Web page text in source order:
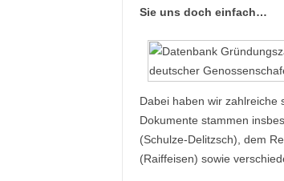
Sie uns doch einfach…
Dabei haben wir zahlreiche
Dokumente stammen
(Schulze-Delitzsch), dem
(Raiffeisen) sowie